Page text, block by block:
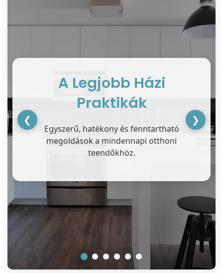
A Legjobb Házi
Praktikák
Egyszerű, hatékony és fenntartható
megoldások a mindennapi otthoni
teendőkhöz.
❮ ❯